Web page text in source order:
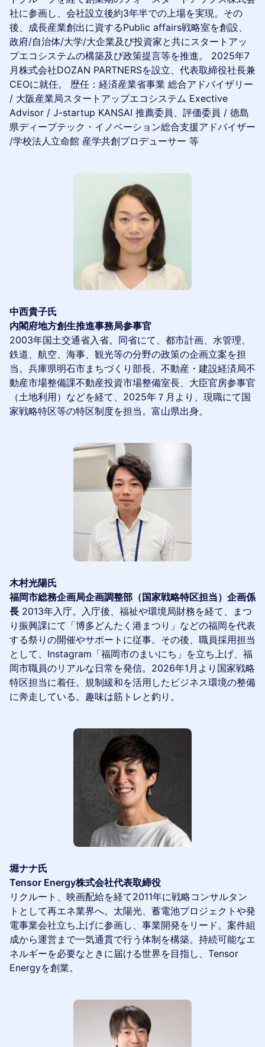
社に参画し、会社設立後約3年半での上場を実現。その
後、成長産業創出に資するPublic affairs戦略室を創設、
政府/自治体/大学/大企業及び投資家と共にスタートアッ
プエコシステムの構築及び政策提言等を推進。 2025年7
月株式会社DOZAN PARTNERSを設立、代表取締役社長兼
CEOに就任。 歴任：経済産業省事業 総合アドバイザリー
/ 大阪産業局スタートアップエコシステム Exective
Advisor / J-startup KANSAI 推薦委員、評価委員 / 徳島
県ディープテック・イノベーション総合支援アドバイザー
/学校法人立命館 産学共創プロデューサー 等
中西貴子氏
内閣府地方創生推進事務局参事官
2003年国土交通省入省。同省にて、都市計画、水管理、
鉄道、航空、海事、観光等の分野の政策の企画立案を担
当。兵庫県明石市まちづくり部長、不動産・建設経済局不
動産市場整備課不動産投資市場整備室長、大臣官房参事官
（土地利用）などを経て、2025年７月より、現職にて国
家戦略特区等の特区制度を担当。富山県出身。
木村光陽氏
福岡市総務企画局企画調整部（国家戦略特区担当）企画係
長 2013年入庁。入庁後、福祉や環境局財務を経て、まつ
り振興課にて「博多どんたく港まつり」などの福岡を代表
する祭りの開催やサポートに従事。その後、職員採用担当
として、Instagram「福岡市のまいにち」を立ち上げ、福
岡市職員のリアルな日常を発信。2026年1月より国家戦略
特区担当に着任。規制緩和を活用したビジネス環境の整備
に奔走している。趣味は筋トレと釣り。
堀ナナ氏
Tensor Energy株式会社代表取締役
リクルート、映画配給を経て2011年に戦略コンサルタン
トとして再エネ業界へ。太陽光、蓄電池プロジェクトや発
電事業会社立ち上げに参画し、事業開発をリード。案件組
成から運営まで一気通貫で行う体制を構築。持続可能なエ
ネルギーを必要なときに届ける世界を目指し、Tensor
Energyを創業。